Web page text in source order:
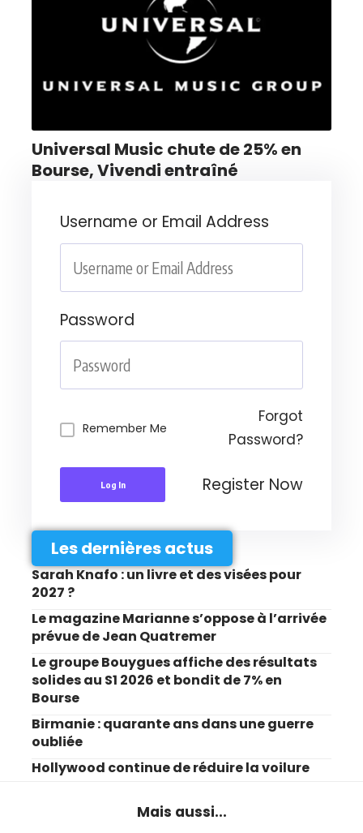
Universal Music chute de 25% en
Bourse, Vivendi entraîné
Username or Email Address
Password
Remember Me
Forgot
Password?
Log In Register Now
Les dernières actus
Sarah Knafo : un livre et des visées pour
2027 ?
Le magazine Marianne s’oppose à l’arrivée
prévue de Jean Quatremer
Le groupe Bouygues affiche des résultats
solides au S1 2026 et bondit de 7% en
Bourse
Birmanie : quarante ans dans une guerre
oubliée
Hollywood continue de réduire la voilure
Mais aussi...